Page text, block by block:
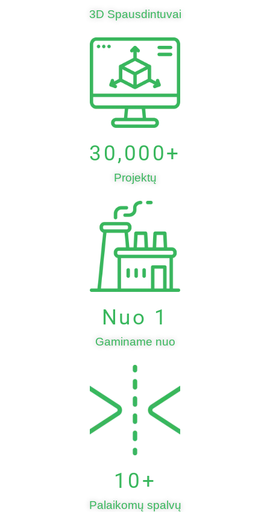
3D Spausdintuvai
Projektų
30,000+
Gaminame nuo
Nuo 1
Palaikomų spalvų
10+